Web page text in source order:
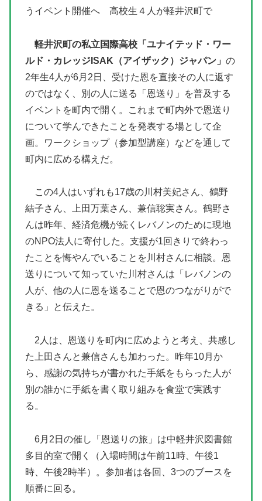
うイベント開催へ 高校生４人が軽井沢町で
軽井沢町の私立国際高校「ユナイテッド・ワー
ルド・カレッジISAK（アイザック）ジャパン」 の
2年生4人が6月2日、受けた恩を直接その人に返す
のではなく、別の人に送る「恩送り」を普及する
イベントを町内で開く。これまで町内外で恩送り
について学んできたことを発表する場として企
画。ワークショップ（参加型講座）などを通して
町内に広める構えだ。
この4人はいずれも17歳の川村美妃さん、鶴野
結子さん、上田万葉さん、兼信聡実さん。鶴野さ
んは昨年、経済危機が続くレバノンのために現地
のNPO法人に寄付した。支援が1回きりで終わっ
たことを悔やんでいることを川村さんに相談。恩
送りについて知っていた川村さんは「レバノンの
人が、他の人に恩を送ることで恩のつながりがで
きる」と伝えた。
2人は、恩送りを町内に広めようと考え、共感し
た上田さんと兼信さんも加わった。昨年10月か
ら、感謝の気持ちが書かれた手紙をもらった人が
別の誰かに手紙を書く取り組みを食堂で実践す
る。
6月2日の催し「恩送りの旅」は中軽井沢図書館
多目的室で開く（入場時間は午前11時、午後1
時、午後2時半）。参加者は各回、3つのブースを
順番に回る。